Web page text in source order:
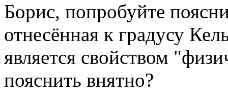
Борис, попробуйте
отнесённая к градусу
является свойством
пояснить внятно?